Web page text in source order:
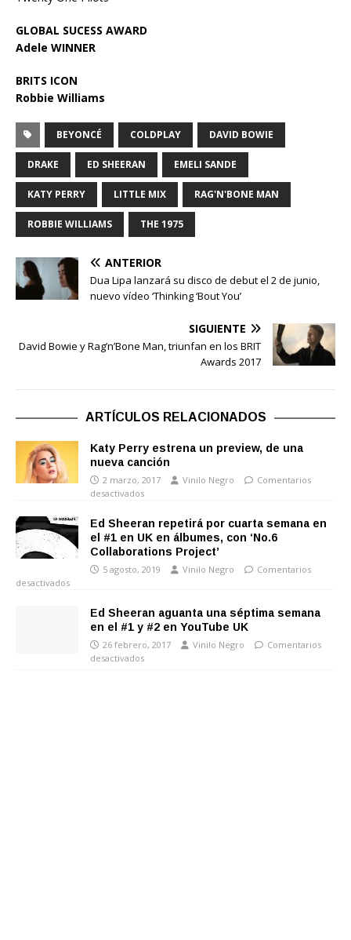
GLOBAL SUCESS AWARD
Adele WINNER
BRITS ICON
Robbie Williams
BEYONCÉ COLDPLAY DAVID BOWIE
DRAKE ED SHEERAN EMELI SANDE
KATY PERRY LITTLE MIX RAG'N'BONE MAN
ROBBIE WILLIAMS THE 1975
ANTERIOR
Dua Lipa lanzará su disco de debut el 2 de junio,
nuevo vídeo ‘Thinking ‘Bout You’
SIGUIENTE
David Bowie y Rag’n’Bone Man, triunfan en los BRIT
Awards 2017
ARTÍCULOS RELACIONADOS
Katy Perry estrena un preview, de una
nueva canción
2 marzo, 2017 Vinilo Negro
Comentarios
desactivados
Ed Sheeran repetirá por cuarta semana en
el #1 en UK en álbumes, con ‘No.6
Collaborations Project’
5 agosto, 2019 Vinilo Negro
Comentarios
desactivados
Ed Sheeran aguanta una séptima semana
en el #1 y #2 en YouTube UK
26 febrero, 2017 Vinilo Negro
Comentarios
desactivados